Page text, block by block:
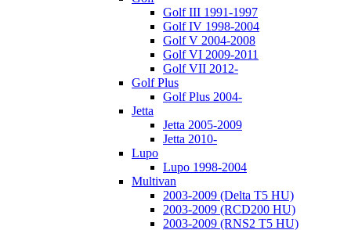
Golf III 1991-1997
Golf IV 1998-2004
Golf V 2004-2008
Golf VI 2009-2011
Golf VII 2012-
Golf Plus
Golf Plus 2004-
Jetta
Jetta 2005-2009
Jetta 2010-
Lupo
Lupo 1998-2004
Multivan
2003-2009 (Delta T5 HU)
2003-2009 (RCD200 HU)
2003-2009 (RNS2 T5 HU)